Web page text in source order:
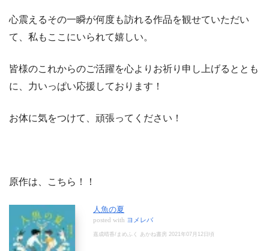
心震えるその一瞬が何度も訪れる作品を観せていただい
て、私もここにいられて嬉しい。
皆様のこれからのご活躍を心よりお祈り申し上げるととも
に、力いっぱい応援しております！
お体に気をつけて、頑張ってください！
原作は、こちら！！
人魚の夏
posted with ヨメレバ
嘉成晴香/まめふく あかね書房 2021年07月12日頃